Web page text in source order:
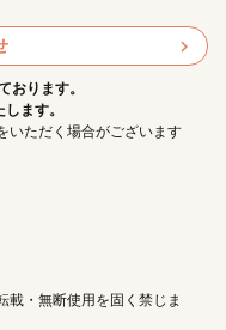
・無断使用を固く禁じま
おります。
ます。
いただく場合がございます